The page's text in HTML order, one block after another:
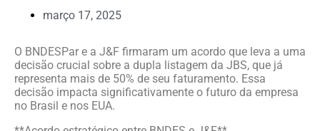
março 17, 2025
O BNDESPar e a J&F firmaram um acordo que leva a uma
decisão crucial sobre a dupla listagem da JBS, que já
representa mais de 50% de seu faturamento. Essa
decisão impacta significativamente o futuro da empresa
no Brasil e nos EUA.